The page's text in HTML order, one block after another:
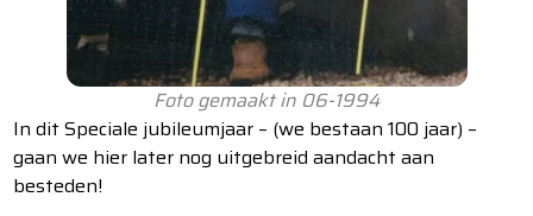
Foto gemaakt in 06-1994
In dit Speciale jubileumjaar – (we bestaan 100 jaar) –
gaan we hier later nog uitgebreid aandacht aan
besteden!